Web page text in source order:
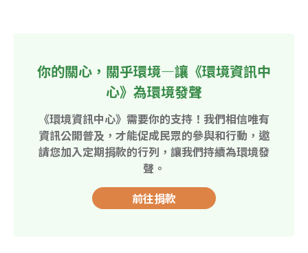
你的關心，關乎環境—讓《環境資訊中
心》為環境發聲
《環境資訊中心》需要你的支持！我們相信唯有
資訊公開普及，才能促成民眾的參與和行動，邀
請您加入定期捐款的行列，讓我們持續為環境發
聲。
前往捐款